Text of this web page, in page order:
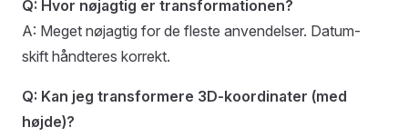
Q: Hvor nøjagtig er transformationen?
A: Meget nøjagtig for de fleste anvendelser. Datum-
skift håndteres korrekt.
Q: Kan jeg transformere 3D-koordinater (med
højde)?